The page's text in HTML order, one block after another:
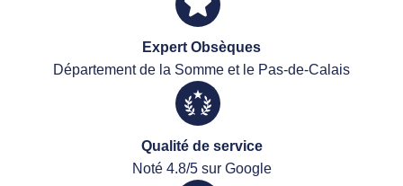
Expert Obsèques
Département de la Somme et le Pas-de-Calais
Qualité de service
Noté 4.8/5 sur Google